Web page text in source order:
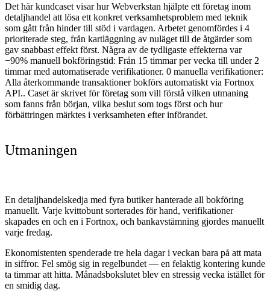
Det här kundcaset visar hur Webverkstan hjälpte ett företag inom
detaljhandel att lösa ett konkret verksamhetsproblem med teknik
som gått från hinder till stöd i vardagen. Arbetet genomfördes i 4
prioriterade steg, från kartläggning av nuläget till de åtgärder som
gav snabbast effekt först. Några av de tydligaste effekterna var
−90% manuell bokföringstid: Från 15 timmar per vecka till under 2
timmar med automatiserade verifikationer. 0 manuella verifikationer:
Alla återkommande transaktioner bokförs automatiskt via Fortnox
API.. Caset är skrivet för företag som vill förstå vilken utmaning
som fanns från början, vilka beslut som togs först och hur
förbättringen märktes i verksamheten efter införandet.
Utmaningen
En detaljhandelskedja med fyra butiker hanterade all bokföring
manuellt. Varje kvittobunt sorterades för hand, verifikationer
skapades en och en i Fortnox, och bankavstämning gjordes manuellt
varje fredag.
Ekonomistenten spenderade tre hela dagar i veckan bara på att mata
in siffror. Fel smög sig in regelbundet — en felaktig kontering kunde
ta timmar att hitta. Månadsbokslutet blev en stressig vecka istället för
en smidig dag.